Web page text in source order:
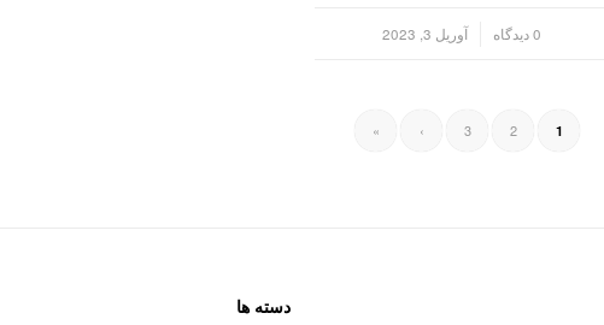
0 دیدگاه آوریل 3, 2023
1
2
3
›
»
دسته ها